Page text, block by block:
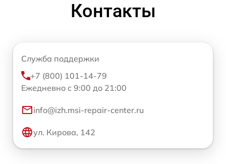
Контакты
Служба поддержки
+7 (800) 101-14-79
Ежедневно с 9:00 до 21:00
info@izh.msi-repair-center.ru
ул. Кирова, 142